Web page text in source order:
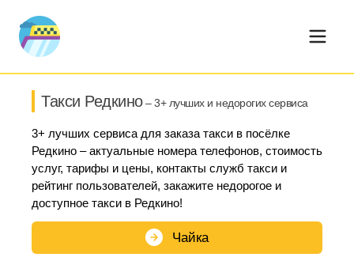
Такси Редкино– 3+ лучших и недорогих сервиса
3+ лучших сервиса для заказа такси в посёлке
Редкино – актуальные номера телефонов, стоимость
услуг, тарифы и цены, контакты служб такси и
рейтинг пользователей, закажите недорогое и
доступное такси в Редкино!
Чайка